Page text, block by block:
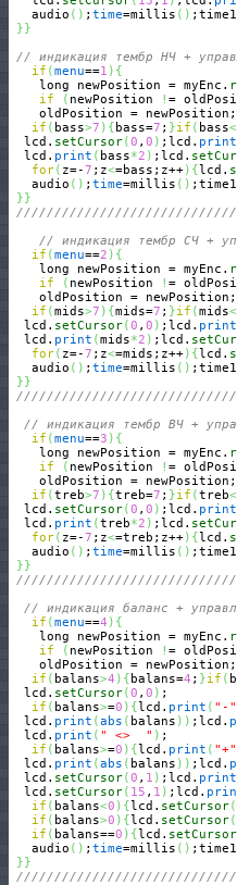
   audio
( ) ; time=millis ( )
}}
// индикация тембр НЧ +
if (menu==1 ) {
    long newPosition = myEnc.
if
( newPosition ! =
oldPosition =
if ( bass>7 ) { bass=7 ; }if ( bass<
  lcd.
setCursor(0 , 0 ) ;lcd. print
  lcd.
print ( bass*2 ) ;lcd.
for( z=-7 ;z<=bass;z++) {lcd.
   audio
( ) ; time=millis ( )
}}
// индикация тембр CЧ
if (menu==2 ) {
    long newPosition = myEnc.
if
( newPosition ! =
oldPosition =
if (mids>7 ) {mids=7 ; }if (mids<
  lcd.
setCursor(0 , 0 ) ;lcd. print
  lcd.
print (mids*2 ) ;lcd.
for( z=-7 ;z<=mids;z++) {lcd.
   audio
( ) ; time=millis ( )
}}
// индикация тембр BЧ +
if (menu==3 ) {
    long newPosition = myEnc.
if
( newPosition ! =
oldPosition =
if (treb>7 ) {treb=7 ; }if (treb<
  lcd.
setCursor(0 , 0 ) ;lcd. print
  lcd.
print (treb*2 ) ;lcd.
for( z=-7 ;z<=treb;z++) {lcd.
   audio
( ) ; time=millis ( )
}}
// индикация баланс +
if (menu==4 ) {
    long newPosition = myEnc.
if
( newPosition ! =
oldPosition =
if ( balans>4 ) { balans=4 ; }if (
  lcd.
setCursor(0 , 0 ) ;
if ( balans>=0 ) {lcd. print ( "-"
  lcd.
print (abs ( balans ) ) ;lcd.
  lcd.
print ( " <>  " ) ;
if ( balans>=0 ) {lcd. print ( "+"
  lcd.
print (abs ( balans ) ) ;lcd.
  lcd.
setCursor(0 , 1 ) ;lcd. print
  lcd.
setCursor( 15 , 1 ) ;lcd.
if ( balans<0 ) {lcd. setCursor(
if ( balans>0 ) {lcd. setCursor(
if ( balans==0 ) {lcd. setCursor
   audio
( ) ; time=millis ( )
}}